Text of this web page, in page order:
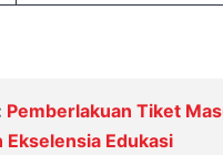
Pemberlakuan Tiket
Ekselensia Edukasi